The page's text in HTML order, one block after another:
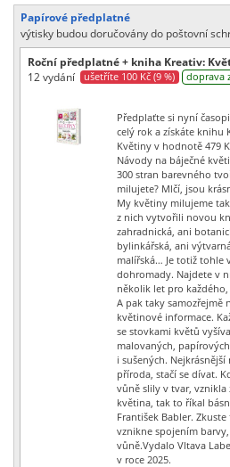
Papírové předplatné
výtisky budou doručovány do poštovní
Roční předplatné + kniha Kreativ:
12 vydání
ušetříte 100 Kč (9 %) doprava
Předplaťte si nyní
celý rok a získáte knihu
Květiny v hodnotě 479
Návody na báječné
300 stran barevného
milujete? Mlčí, jsou
My květiny milujeme
z nich vytvořili novou
zahradnická, ani
bylinkářská, ani
malířská… Je totiž tohle
dohromady. Najdete v
několik let pro
A pak taky samozřejmě
květinové informace.
se stovkami květů
malovaných,
i sušených.
příroda, stačí se dívat.
vůně slily v tvar, vznikla
květina, tak to říkal
František Babler. Zkuste
vznikne spojením
vůně.Vydalo Vltava
v roce 2025.